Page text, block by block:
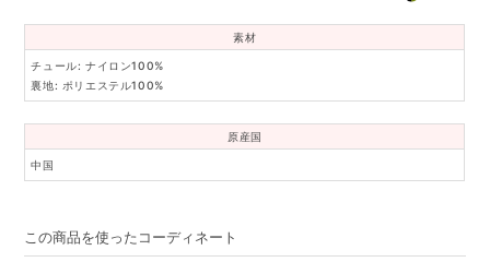
素材
チュール: ナイロン100%
裏地: ポリエステル100%
原産国
中国
この商品を使ったコーディネート